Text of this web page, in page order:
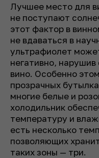
Лучшее место для
не поступают
этот фактор в
не вдаваться в
ультрафиолет
негативно, нарушив
вино. Особенно
прозрачных
многие белые и
холодильник
температуру и
есть несколько
позволяющих
таких зоны — три.